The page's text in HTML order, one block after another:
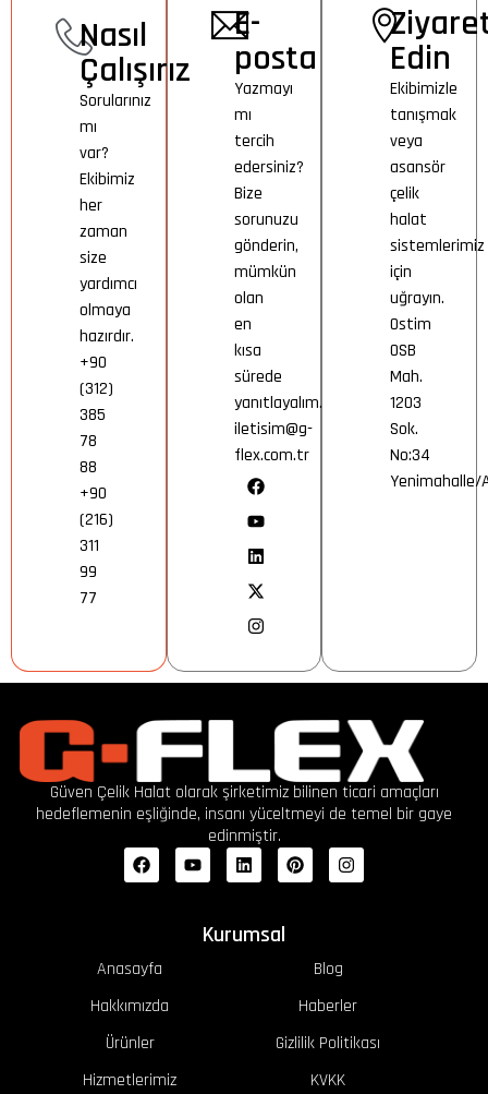
Nasıl
Çalışırız
Sorularınız
mı
var?
Ekibimiz
her
zaman
size
yardımcı
olmaya
hazırdır.
+90
(312)
385
78
88
+90
(216)
311
99
77
E-
posta
Yazmayı
mı
tercih
edersiniz?
Bize
sorunuzu
gönderin,
mümkün
olan
en
kısa
sürede
yanıtlayalım.
iletisim@g-
flex.com.tr
Edin
Ekibimizle
tanışmak
veya
asansör
çelik
halat
sistemlerimiz
için
uğrayın.
Ostim
OSB
Mah.
1203
Sok.
No:34
Yenimahalle/
Güven Çelik Halat olarak şirketimiz bilinen ticari amaçları
hedeflemenin eşliğinde, insanı yüceltmeyi de temel bir gaye
edinmiştir.
Kurumsal
Anasayfa
Hakkımızda
Ürünler
Hizmetlerimiz
Blog
Haberler
Gizlilik Politikası
KVKK